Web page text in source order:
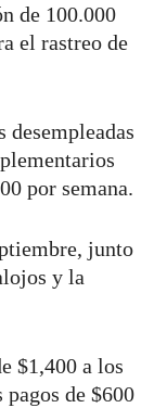
de 100.000
el rastreo de
desempleadas
por semana.
junto
y la
$1,400 a los
pagos de $600